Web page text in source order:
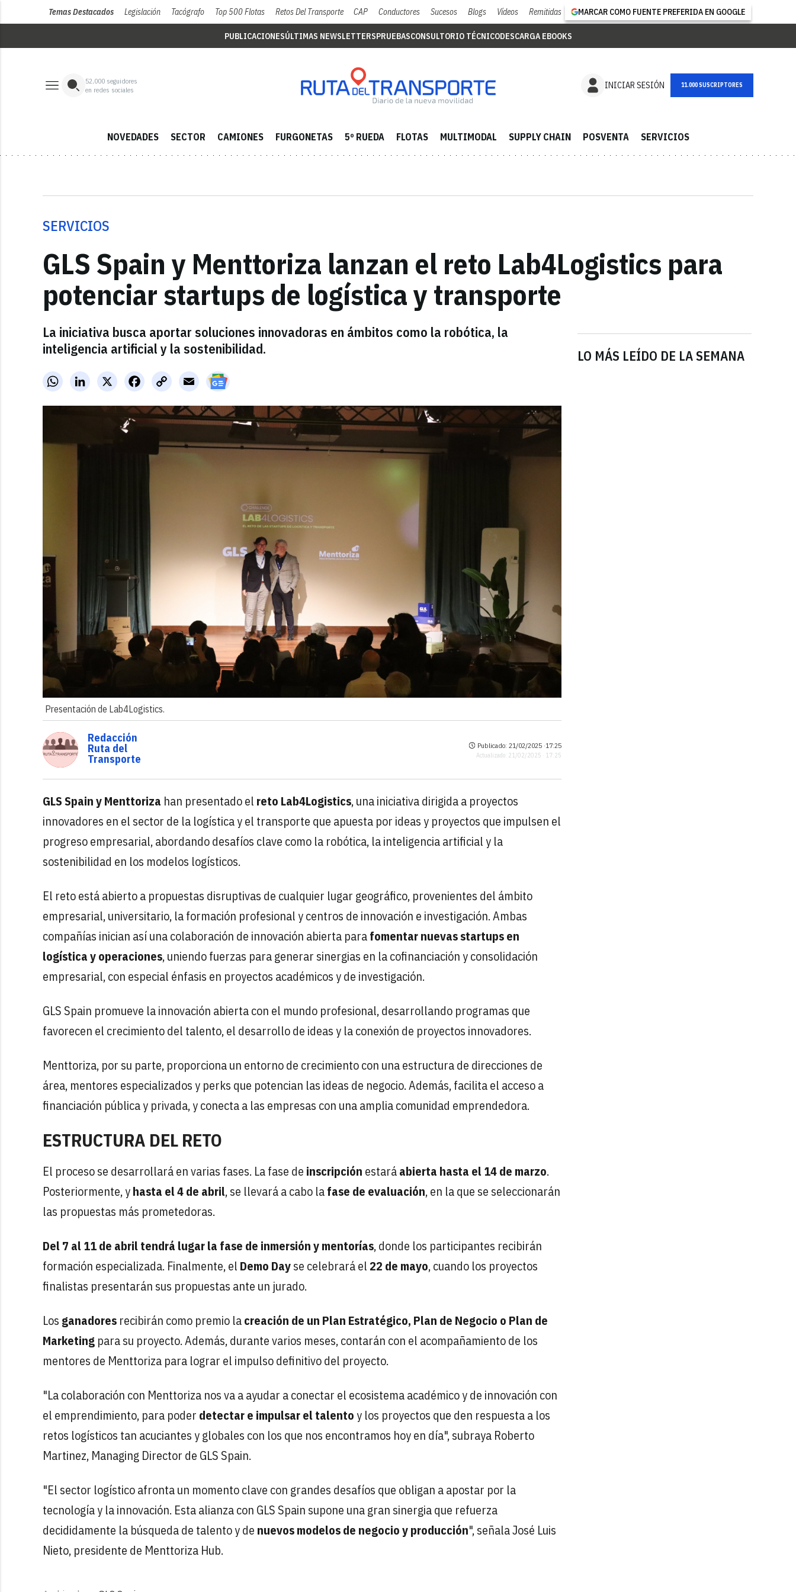
Temas Destacados Legislación Tacógrafo Top 500 Flotas Retos Del Transporte CAP Conductores Sucesos Blogs Vídeos Remitidas MARCAR COMO FUENTE PREFERIDA EN GOOGLE
PUBLICACIONESÚLTIMAS NEWSLETTERSPRUEBASCONSULTORIO TÉCNICODESCARGA EBOOKS
52,000 seguidores
en redes sociales
INICIAR SESIÓN NEWSLETTER
NOVEDADES SECTOR CAMIONES FURGONETAS 5º RUEDA FLOTAS MULTIMODAL SUPPLY CHAIN POSVENTA SERVICIOS
SERVICIOS
GLS Spain y Menttoriza lanzan el reto Lab4Logistics para
potenciar startups de logística y transporte
La iniciativa busca aportar soluciones innovadoras en ámbitos como la robótica, la
inteligencia artificial y la sostenibilidad.
WhatsAppLinkedInX FacebookCopy
Link
Email
Presentación de Lab4Logistics.
LO MÁS LEÍDO DE LA SEMANA
Redacción
Ruta del
Transporte
Publicado: 21/02/2025 ·17:25
Actualizado: 21/02/2025 · 17:25
GLS Spain y Menttoriza han presentado el reto Lab4Logistics, una iniciativa dirigida a proyectos
innovadores en el sector de la logística y el transporte que apuesta por ideas y proyectos que impulsen el
progreso empresarial, abordando desafíos clave como la robótica, la inteligencia artificial y la
sostenibilidad en los modelos logísticos.
El reto está abierto a propuestas disruptivas de cualquier lugar geográfico, provenientes del ámbito
empresarial, universitario, la formación profesional y centros de innovación e investigación. Ambas
compañías inician así una colaboración de innovación abierta parafomentar nuevas startups en
logística y operaciones, uniendo fuerzas para generar sinergias en la cofinanciación y consolidación
empresarial, con especial énfasis en proyectos académicos y de investigación.
GLS Spain promueve la innovación abierta con el mundo profesional, desarrollando programas que
favorecen el crecimiento del talento, el desarrollo de ideas y la conexión de proyectos innovadores.
Menttoriza, por su parte, proporciona un entorno de crecimiento con una estructura de direcciones de
área, mentores especializados y perks que potencian las ideas de negocio. Además, facilita el acceso a
financiación pública y privada, y conecta a las empresas con una amplia comunidad emprendedora.
ESTRUCTURA DEL RETO
El proceso se desarrollará en varias fases. La fase de inscripción estaráabierta hasta el 14 de marzo.
Posteriormente, yhasta el 4 de abril, se llevará a cabo lafase de evaluación, en la que se seleccionarán
las propuestas más prometedoras.
Del 7 al 11 de abril tendrá lugar la fase de inmersión y mentorías, donde los participantes recibirán
formación especializada. Finalmente, el Demo Dayse celebrará el22 de mayo, cuando los proyectos
finalistas presentarán sus propuestas ante un jurado.
Los ganadores recibirán como premio lacreación de un Plan Estratégico, Plan de Negocio o Plan de
Marketing para su proyecto. Además, durante varios meses, contarán con el acompañamiento de los
mentores de Menttoriza para lograr el impulso definitivo del proyecto.
"La colaboración con Menttoriza nos va a ayudar a conectar el ecosistema académico y de innovación con
el emprendimiento, para poder detectar e impulsar el talentoy los proyectos que den respuesta a los
retos logísticos tan acuciantes y globales con los que nos encontramos hoy en día", subraya Roberto
Martinez, Managing Director de GLS Spain.
"El sector logístico afronta un momento clave con grandes desafíos que obligan a apostar por la
tecnología y la innovación. Esta alianza con GLS Spain supone una gran sinergia que refuerza
decididamente la búsqueda de talento y de nuevos modelos de negocio y producción", señala José Luis
Nieto, presidente de Menttoriza Hub.